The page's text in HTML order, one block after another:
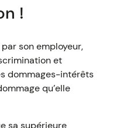
!
son employeur,
et
dommages-intérêts
qu’elle
sa supérieure